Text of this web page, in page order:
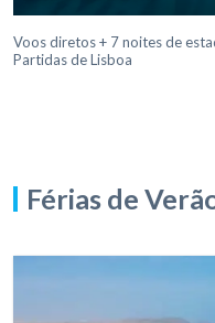
Voos diretos + 7 noites de
Partidas de Lisboa
Férias de